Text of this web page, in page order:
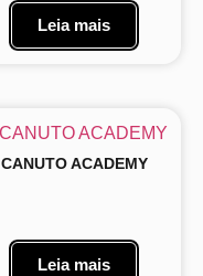
Leia mais
CANUTO ACADEMY
Leia mais